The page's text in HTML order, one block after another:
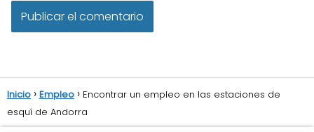
Inicio Empleo
Encontrar un empleo en las estaciones de
esquí de Andorra